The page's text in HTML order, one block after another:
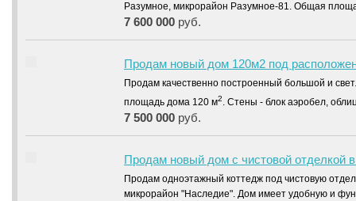
Разумное, микрорайон Разумное-81. Общая
7 600 000 руб.
Продам новый дом 120м2 под
Продам качественно построенный большой и
площадь дома 120 м2. Стены - блок аэробел,
7 500 000 руб.
Продам новый дом с чистовой отделкой
Продам одноэтажный коттедж под чистовую
микрорайон "Наследие". Дом имеет удобную и